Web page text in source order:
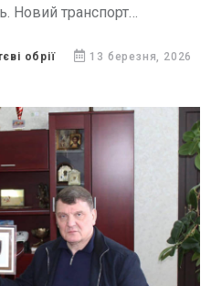
Новий транспорт
із порушеннями опорно-
обрії 13 березня, 2026